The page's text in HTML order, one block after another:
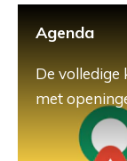
Agenda
De volledige
met